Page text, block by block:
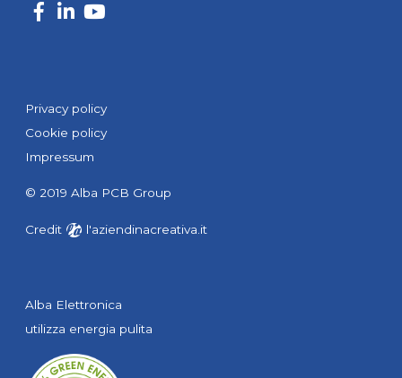
Privacy policy
Cookie policy
Impressum
© 2019 Alba PCB Group
Credit l'aziendinacreativa.it
Alba Elettronica
utilizza energia pulita